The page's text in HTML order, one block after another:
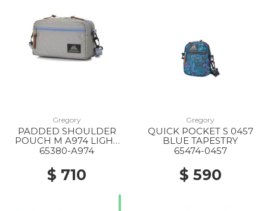
Gregory
PADDED SHOULDER
POUCH M A974 LIGHT
GREY X BLUE GREY
65380-A974
$ 710
Gregory
QUICK POCKET S 0457
BLUE TAPESTRY
65474-0457
$ 590